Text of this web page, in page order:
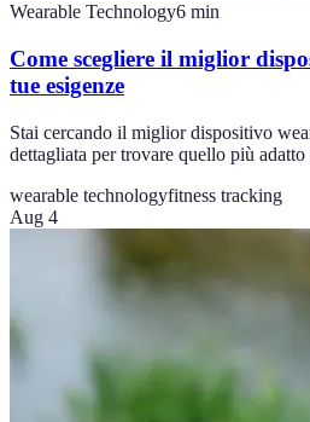
Wearable Technology6 min
Come scegliere il miglior
tue esigenze
Stai cercando il miglior dispositivo
dettagliata per trovare quello più
wearable technologyfitness tracking
Aug 4